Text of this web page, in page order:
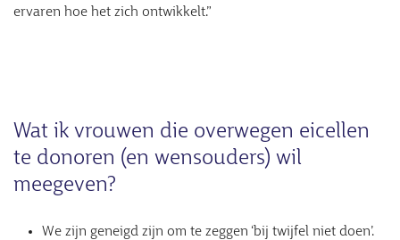
ervaren hoe het zich ontwikkelt.”
Wat ik vrouwen die overwegen eicellen
te donoren (en wensouders) wil
meegeven?
We zijn geneigd zijn om te zeggen ‘bij twijfel niet doen’.